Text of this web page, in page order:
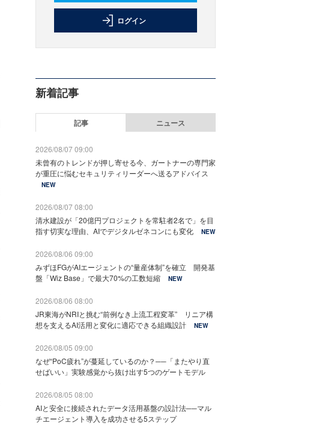
ログイン
新着記事
記事 ニュース
2026/08/07 09:00
未曾有のトレンドが押し寄せる今、ガートナーの専門家
が重圧に悩むセキュリティリーダーへ送るアドバイス
NEW
2026/08/07 08:00
清水建設が「20億円プロジェクトを常駐者2名で」を目
指す切実な理由、AIでデジタルゼネコンにも変化
NEW
2026/08/06 09:00
みずほFGがAIエージェントの“量産体制”を確立 開発基
盤「Wiz Base」で最大70%の工数短縮
NEW
2026/08/06 08:00
JR東海がNRIと挑む“前例なき上流工程変革” リニア構
想を支えるAI活用と変化に適応できる組織設計
NEW
2026/08/05 09:00
なぜ“PoC疲れ”が蔓延しているのか？──「またやり直
せばいい」実験感覚から抜け出す5つのゲートモデル
2026/08/05 08:00
AIと安全に接続されたデータ活用基盤の設計法──マル
チエージェント導入を成功させる5ステップ